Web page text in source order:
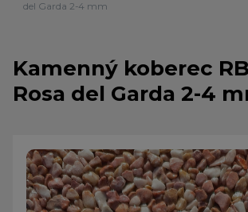
del Garda 2-4 mm
Kamenný koberec
Rosa del Garda 2-4